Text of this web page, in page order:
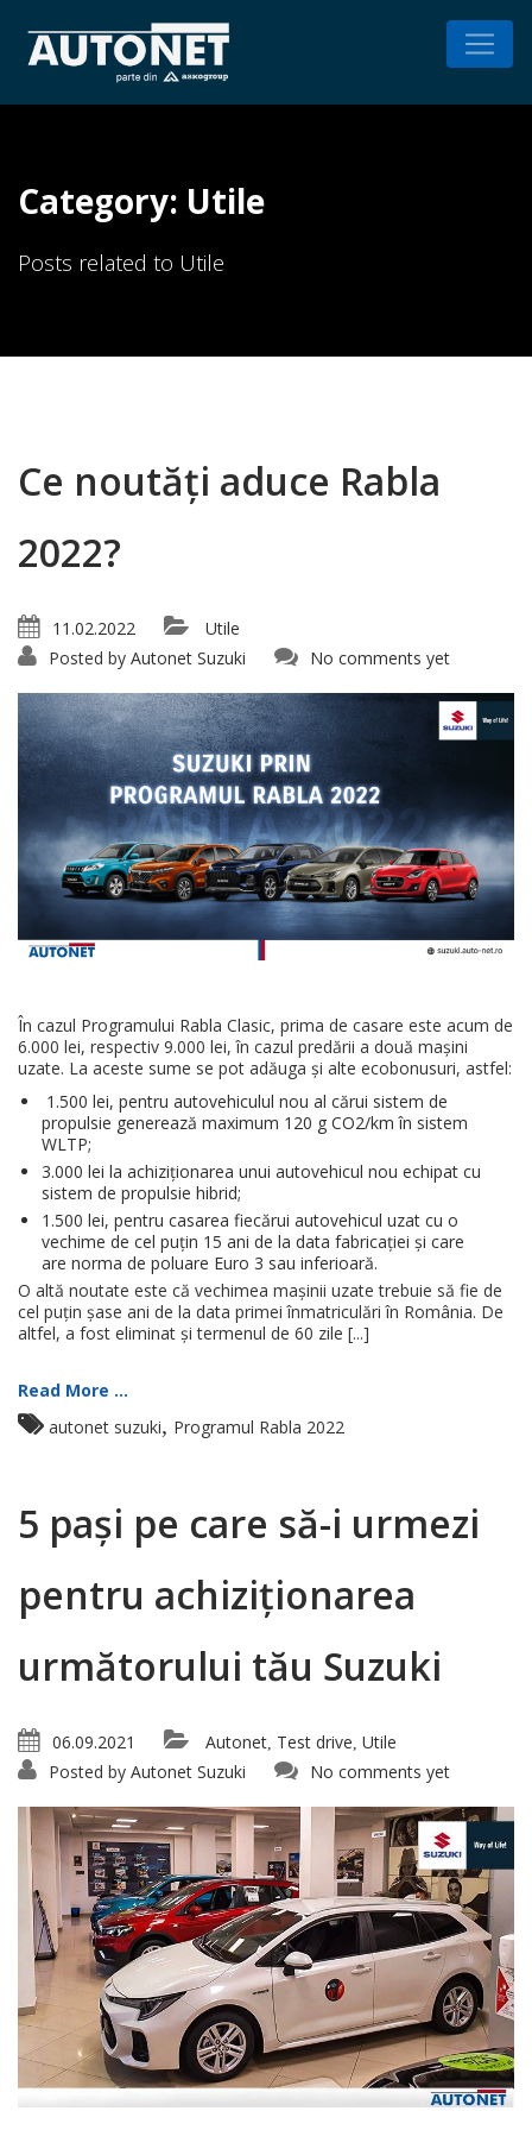
Category: Utile
Posts related to Utile
Ce noutăți aduce Rabla
2022?
11.02.2022
Utile
Posted by Autonet Suzuki No comments yet
În cazul Programului Rabla Clasic, prima de casare este acum de
6.000 lei, respectiv 9.000 lei, în cazul predării a două mașini
uzate. La aceste sume se pot adăuga și alte ecobonusuri, astfel:
1.500 lei, pentru autovehiculul nou al cărui sistem de
propulsie generează maximum 120 g CO2/km în sistem
WLTP;
3.000 lei la achiziţionarea unui autovehicul nou echipat cu
sistem de propulsie hibrid;
1.500 lei, pentru casarea fiecărui autovehicul uzat cu o
vechime de cel puțin 15 ani de la data fabricației și care
are norma de poluare Euro 3 sau inferioară.
O altă noutate este că vechimea mașinii uzate trebuie să fie de
cel puțin şase ani de la data primei înmatriculări în România. De
altfel, a fost eliminat şi termenul de 60 zile [...]
Read More ...
autonet suzuki, Programul Rabla 2022
5 pași pe care să-i urmezi
pentru achiziționarea
următorului tău Suzuki
06.09.2021 Autonet Test drive Utile
Posted by Autonet Suzuki No comments yet